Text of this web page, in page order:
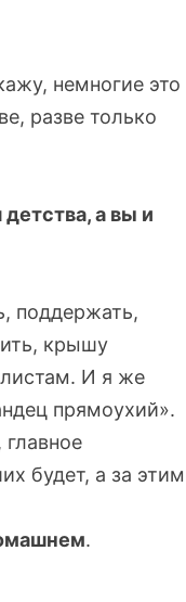
немногие это
разве только
а вы и
поддержать,
крышу
И я же
прямоухий».
будет, а за этим
.